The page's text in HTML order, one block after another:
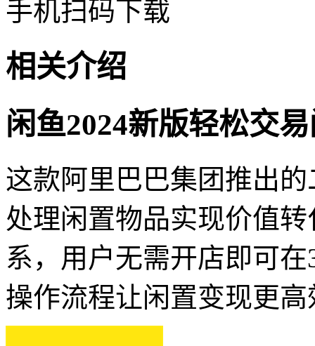
手机扫码下载
相关介绍
闲鱼2024新版轻松交
这款阿里巴巴集团推出
处理闲置物品实现价值
系，用户无需开店即可
操作流程让闲置变现更高